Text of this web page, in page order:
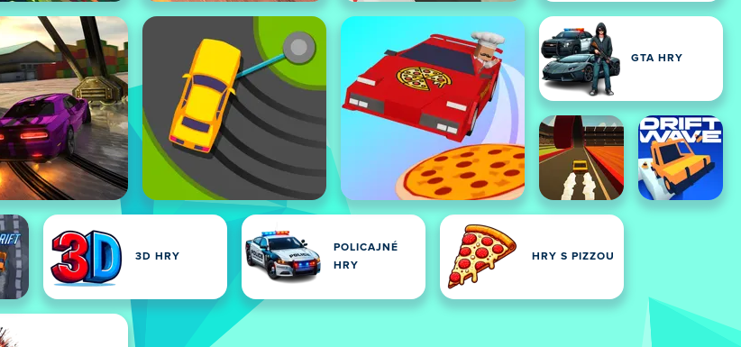
GTA HRY
3D HRY
POLICAJNÉ
HRY
HRY S PIZZOU